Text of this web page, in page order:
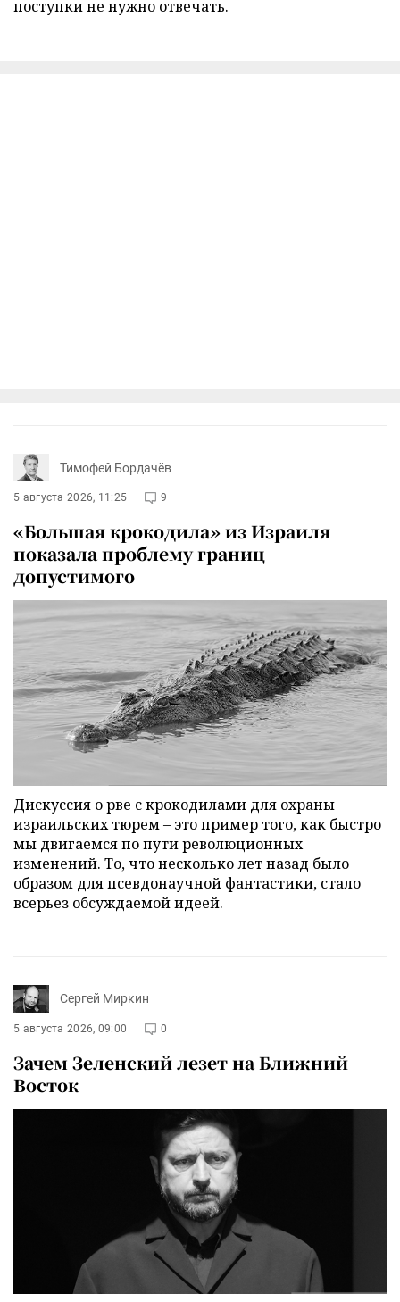
поступки не нужно отвечать.
Тимофей Бордачёв
5 августа 2026, 11:25 9
«Большая крокодила» из Израиля
показала проблему границ
допустимого
Дискуссия о рве с крокодилами для охраны
израильских тюрем – это пример того, как быстро
мы двигаемся по пути революционных
изменений. То, что несколько лет назад было
образом для псевдонаучной фантастики, стало
всерьез обсуждаемой идеей.
Сергей Миркин
5 августа 2026, 09:00 0
Зачем Зеленский лезет на Ближний
Восток